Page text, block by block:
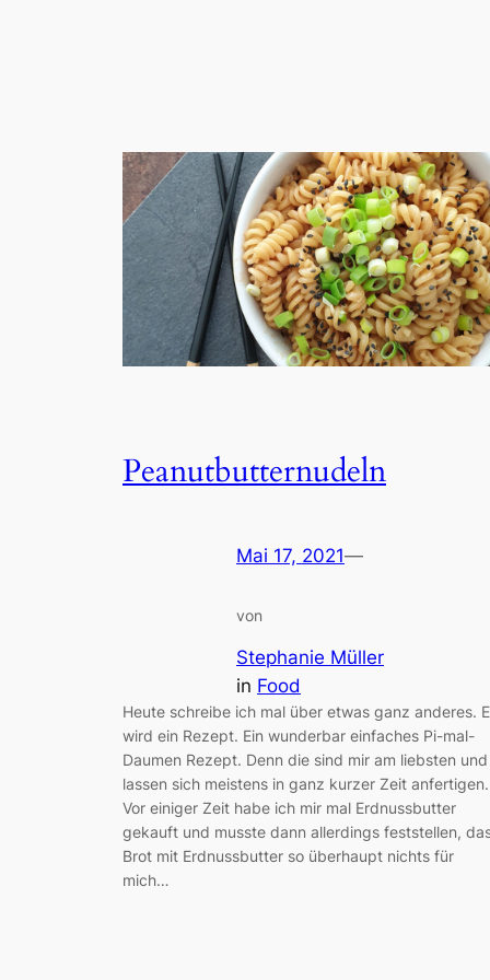
Peanutbutternudeln
Mai 17, 2021—
von
Stephanie Müller
in Food
Heute schreibe ich mal über etwas ganz anderes.
wird ein Rezept. Ein wunderbar einfaches Pi-mal-
Daumen Rezept. Denn die sind mir am liebsten und
lassen sich meistens in ganz kurzer Zeit anfertigen.
Vor einiger Zeit habe ich mir mal Erdnussbutter
gekauft und musste dann allerdings feststellen,
Brot mit Erdnussbutter so überhaupt nichts für
mich…